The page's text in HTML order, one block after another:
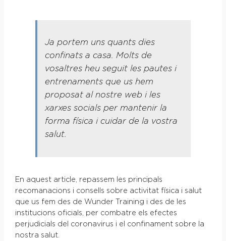
Ja portem uns quants dies
confinats a casa. Molts de
vosaltres heu seguit les pautes i
entrenaments que us hem
proposat al nostre web i les
xarxes socials per mantenir la
forma física i cuidar de la vostra
salut.
En aquest article, repassem les principals
recomanacions i consells sobre activitat física i salut
que us fem des de Wunder Training i des de les
institucions oficials, per combatre els efectes
perjudicials del coronavirus i el confinament sobre la
nostra salut.